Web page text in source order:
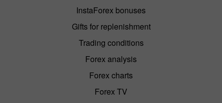
InstaForex bonuses
Gifts for replenishment
Trading conditions
Forex analysis
Forex charts
Forex TV